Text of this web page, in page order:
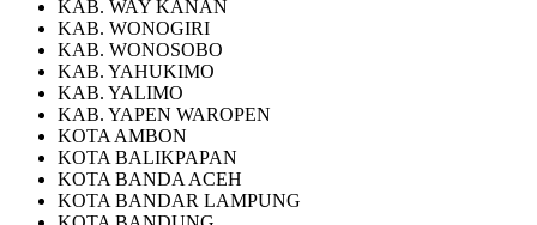
KAB. WAY KANAN
KAB. WONOGIRI
KAB. WONOSOBO
KAB. YAHUKIMO
KAB. YALIMO
KAB. YAPEN WAROPEN
KOTA AMBON
KOTA BALIKPAPAN
KOTA BANDA ACEH
KOTA BANDAR LAMPUNG